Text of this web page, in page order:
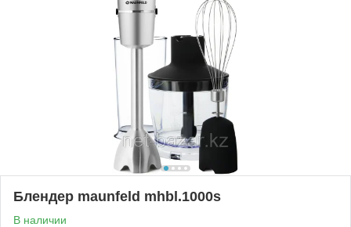
Блендер maunfeld mhbl.1000s
В наличии